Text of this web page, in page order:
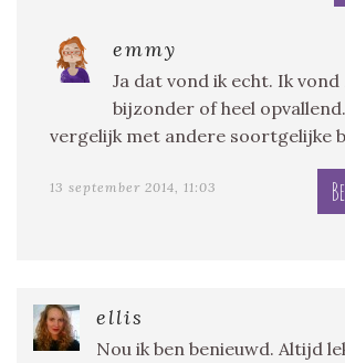
emmy
Ja dat vond ik echt. Ik
bijzonder of heel
vergelijk met andere soortgelijke
13 september 2014, 11:03
ellis
Nou ik ben benieuwd. Altijd